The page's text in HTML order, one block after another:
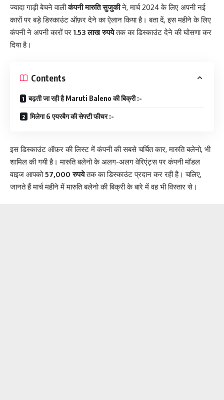
ज्यादा गाड़ी बेचने वालीकंपनी मारुति सुजुकीने, मार्च 2024 के लिए अपनी नई
कारों पर बड़े डिस्काउंट ऑफ़र देने का ऐलान किया है। बता दें, इस महीने के लिए
कंपनी ने अपनी कारों पर 1.53 लाख रुपयेतक का डिस्काउंट देने की घोसणा कर
दिया है।
Contents
बढ़ती जा रही है Maruti Baleno की बिक्री :-
मिलेगा 6 एयरबैग की सेफ्टी फीचर :-
इस डिस्काउंट ऑफ़र की लिस्ट में कंपनी की सबसे चर्चित कार, मारुति बलेनो, भी
शामिल की गयी है। मारुति बलेनो के अलग-अलग वेरिएंट्स पर कंपनी मॉडल
वाइज आपको57,000 रुपयेतक का डिस्काउंट प्रदान कर रही है। चलिए,
जानते हैं मार्च महीने में मारुति बलेनो की बिक्री के बारे में वह भी विस्तार से।